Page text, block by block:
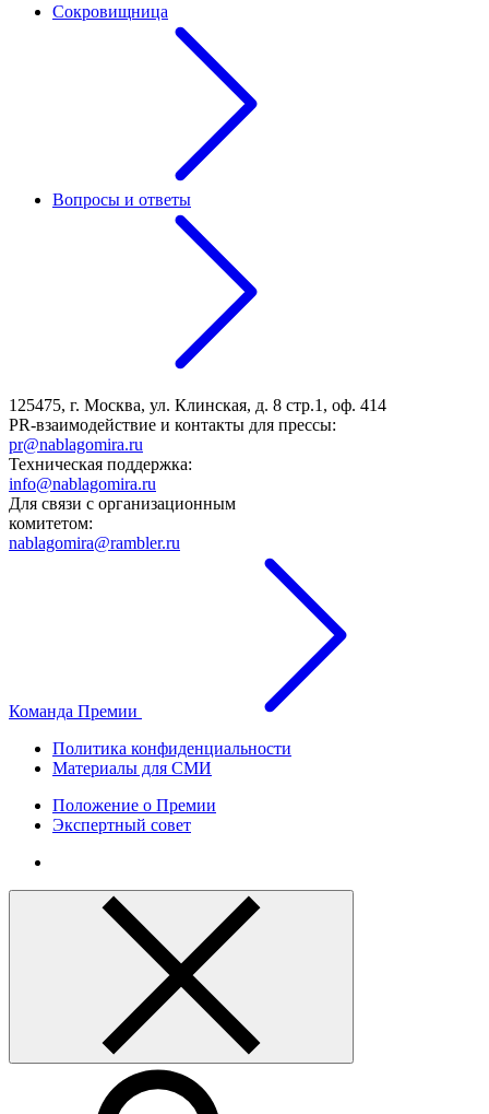
Сокровищница
Вопросы и ответы
125475, г. Москва, ул. Клинская, д. 8 стр.1, оф. 414
PR-взаимодействие и контакты для прессы:
pr@nablagomira.ru
Техническая поддержка:
info@nablagomira.ru
Для связи с организационным
комитетом:
nablagomira@rambler.ru
Команда Премии
Политика конфиденциальности
Материалы для СМИ
Положение о Премии
Экспертный совет